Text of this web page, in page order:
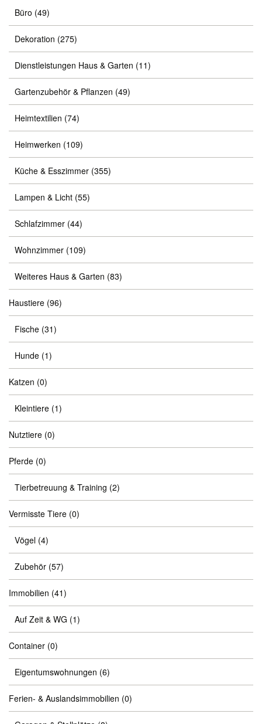
Büro (49)
Dekoration (275)
Dienstleistungen Haus & Garten (11)
Gartenzubehör & Pflanzen (49)
Heimtextilien (74)
Heimwerken (109)
Küche & Esszimmer (355)
Lampen & Licht (55)
Schlafzimmer (44)
Wohnzimmer (109)
Weiteres Haus & Garten (83)
Haustiere (96)
Fische (31)
Hunde (1)
Katzen (0)
Kleintiere (1)
Nutztiere (0)
Pferde (0)
Tierbetreuung & Training (2)
Vermisste Tiere (0)
Vögel (4)
Zubehör (57)
Immobilien (41)
Auf Zeit & WG (1)
Container (0)
Eigentumswohnungen (6)
Ferien- & Auslandsimmobilien (0)